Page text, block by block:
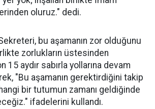
oluruz." dedi.
bu aşamanın zor olduğunu
zorlukların üstesinden
15 aydır sabırla yollarına devam
"Bu aşamanın gerektirdiğini takip
bir tutumun zamanı geldiğinde
ifadelerini kullandı.